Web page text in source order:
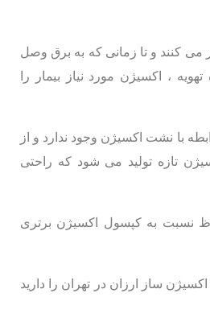
می کنند و تا زمانی که به برق وصل
، اکسیژن مورد نیاز بیمار را
با نشت اکسیژن وجود ندارد و از
تازه تولید می شود که راحتی
نسبت به کپسول اکسیژن برتری
ساز ارزان در تهران را دارید